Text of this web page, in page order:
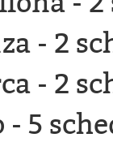
- 2
- 2
- 5